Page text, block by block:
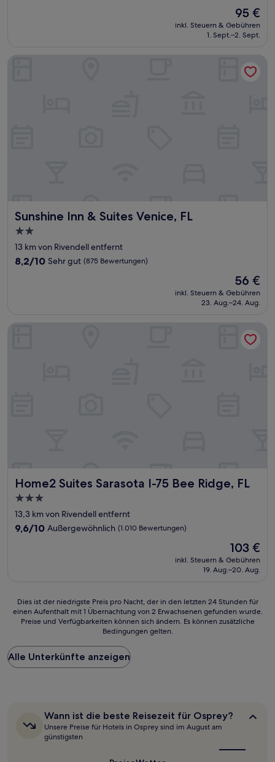
Bewertungen)
Der
Preis
beträgt
95 €
inkl. Steuern & Gebühren
1. Sept.–2. Sept.
Sunshine Inn & Suites Venice, FL
Sunshine Inn & Suites Venice, FL
2.0-
Sterne-
Unterkunft
13 km von Rivendell entfernt
8.2
Bewertungen)
8,2/10 Sehr gut (875 Bewertungen)
Der
Preis
beträgt
56 €
inkl. Steuern & Gebühren
23. Aug.–24. Aug.
Home2 Suites Sarasota I-75 Bee Ridge, FL
Home2 Suites Sarasota I-75 Bee Ridge, FL
3.0-
Sterne-
Unterkunft
13,3 km von Rivendell entfernt
9.6
9,6/10 Außergewöhnlich (1.010 Bewertungen)
Der
Preis
beträgt
103 €
inkl. Steuern & Gebühren
19. Aug.–20. Aug.
Home2 Suites Sarasota I-75 Bee Ridge, FL
Dies
ist
Preis
pro
Nacht,
24 Stunden
Dies ist der niedrigste Preis pro Nacht, der in den letzten 24 Stunden für
einen Aufenthalt mit 1 Übernachtung von 2 Erwachsenen gefunden wurde.
Preise und Verfügbarkeiten können sich ändern. Es können zusätzliche
Bedingungen gelten.
Alle Unterkünfte anzeigen
Wann
ist
die
beste
Wann ist die beste Reisezeit für Osprey?
Unsere Preise für Hotels in Osprey sind im August am
günstigsten